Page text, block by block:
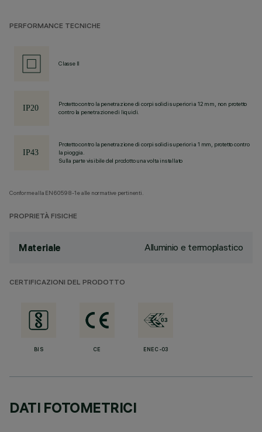
PERFORMANCE TECNICHE
Classe II
Protetto contro la penetrazione di corpi solidi superiori a 12 mm, non protetto
contro la penetrazione di liquidi.
Protetto contro la penetrazione di corpi solidi superiori a 1 mm, protetto contro
la pioggia.
Sulla parte visibile del prodotto una volta installato
Conforme alla EN60598-1 e alle normative pertinenti.
PROPRIETÀ FISICHE
Materiale Alluminio e termoplastico
CERTIFICAZIONI DEL PRODOTTO
BIS CE ENEC-03
DATI FOTOMETRICI